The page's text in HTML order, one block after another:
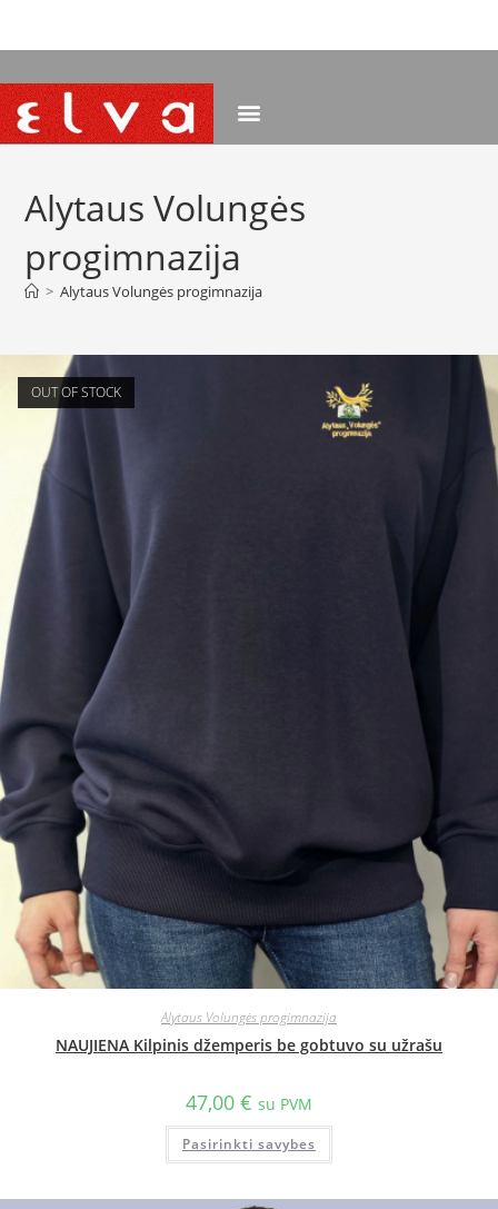
Alytaus Volungės
progimnazija
> Alytaus Volungės progimnazija
OUT OF STOCK
Alytaus Volungės progimnazija
NAUJIENA Kilpinis džemperis be gobtuvo su užrašu
47,00 € su PVM
Pasirinkti savybes